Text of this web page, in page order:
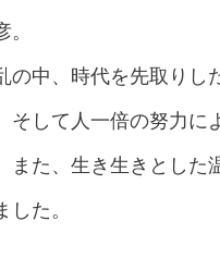
の中、時代を先取り
そして人一倍の努力に
また、生き生きとし
た。